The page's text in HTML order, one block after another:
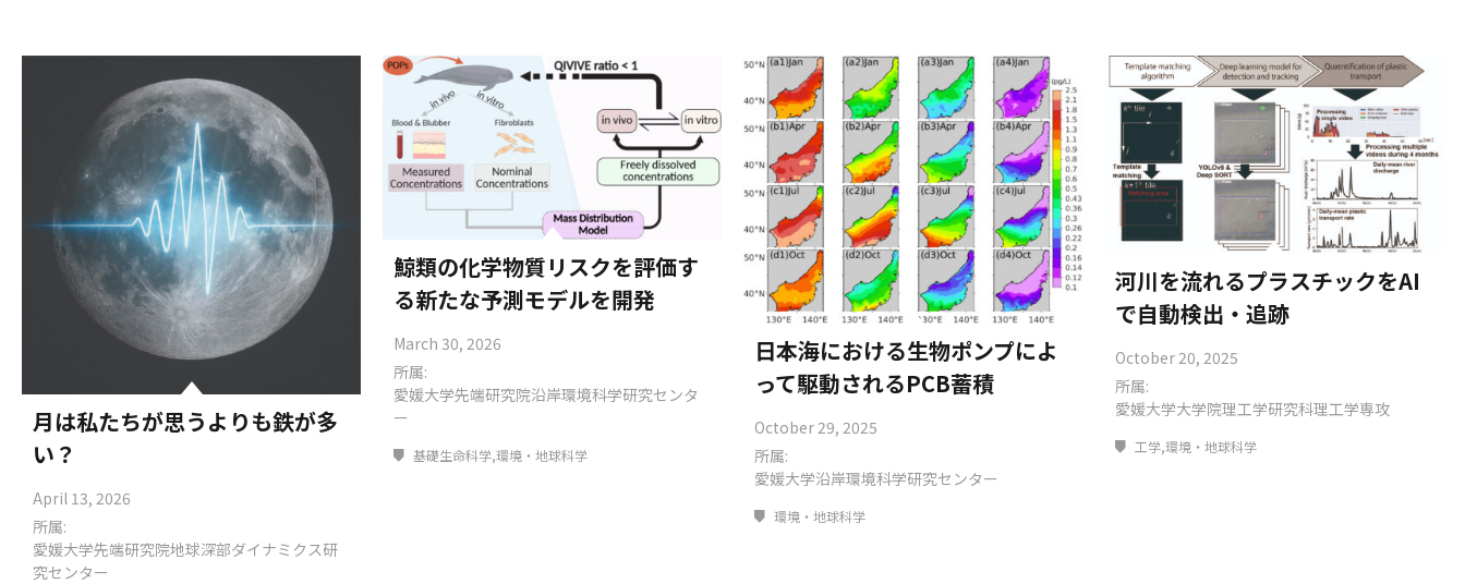
月は私たちが思うよりも鉄が多
い？
April 13, 2026
所属:
愛媛大学先端研究院地球深部ダイナミクス研
究センター
鯨類の化学物質リスクを評価す
る新たな予測モデルを開発
March 30, 2026
所属:
愛媛大学先端研究院沿岸環境科学研究センタ
ー
基礎生命科学,環境・地球科学
日本海における生物ポンプによ
って駆動されるPCB蓄積
October 29, 2025
所属:
愛媛大学沿岸環境科学研究センター
環境・地球科学
河川を流れるプラスチックをAI
で自動検出・追跡
October 20, 2025
所属:
愛媛大学大学院理工学研究科理工学専攻
工学,環境・地球科学